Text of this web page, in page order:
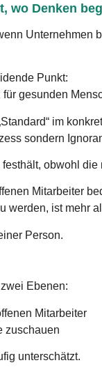
wo Denken
Unternehmen
Punkt:
gesunden
im
sondern
obwohl
Mitarbeiter
werden, ist mehr
Person.
Ebenen:
Mitarbeiter
zuschauen
unterschätzt.